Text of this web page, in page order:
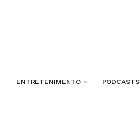
ENTRETENIMENTO PODCASTS